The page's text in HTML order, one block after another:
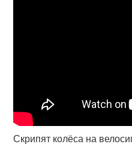
Скрипят колёса на